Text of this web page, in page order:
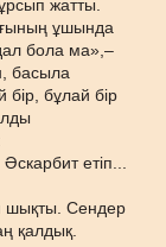
жатты.
ұшында
бола ма»,–
басыла
бұлай бір
етіп...
шықты. Сендер
қалдық.